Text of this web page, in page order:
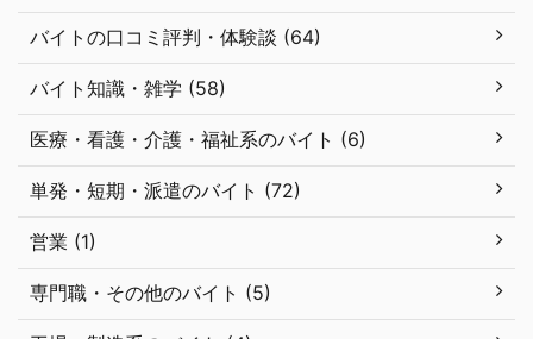
バイトの口コミ評判・体験談 (64)
バイト知識・雑学 (58)
医療・看護・介護・福祉系のバイト (6)
単発・短期・派遣のバイト (72)
営業 (1)
専門職・その他のバイト (5)